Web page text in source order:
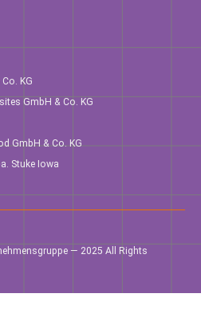
KG
GmbH & Co. KG
GmbH & Co. KG
Stuke Iowa
— 2025 All Rights